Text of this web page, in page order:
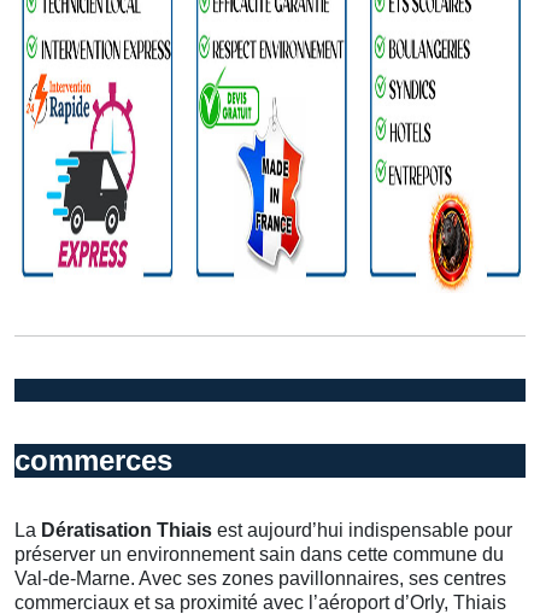
commerces
La Dératisation Thiais est aujourd’hui indispensable pour
préserver un environnement sain dans cette commune du
Val-de-Marne. Avec ses zones pavillonnaires, ses centres
commerciaux et sa proximité avec l’aéroport d’Orly, Thiais